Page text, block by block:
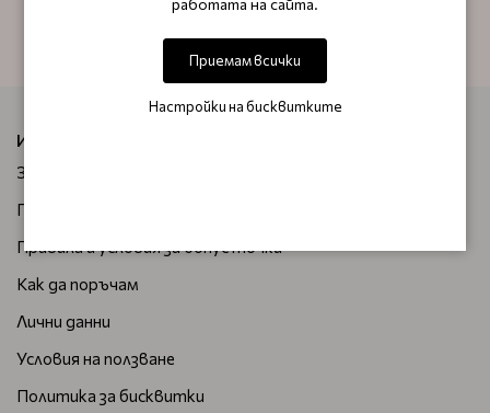
ИНФОРМАЦИЯ
За нас
Плащане и доставка
Правила и условия за бонус точки
Как да поръчам
Лични данни
Условия на ползване
Политика за бисквитки
работата на сайта.
Приемам всички
Настройки на бисквитките